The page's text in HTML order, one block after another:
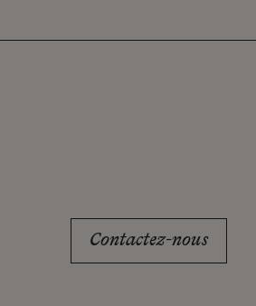
Contactez-nous